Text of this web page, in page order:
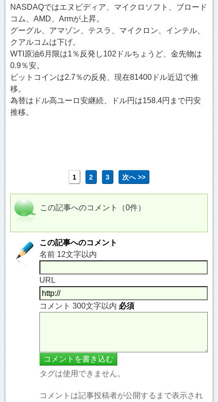
NASDAQではエヌビディア、マイクロソフト、ブロード
コム、AMD、Armが上昇。
グーグル、アマゾン、テスラ、マイクロン、インテル、
クアルコムは下げ。
WTI原油6月限は1％反発し102ドルちょうど、金先物は
0.9％安。
ビットコインは2.7％の反発、現在81400ドル近辺で推
移。
為替はドル高ユーロ安継続、ドル円は158.4円まで円安
推移。
1 2 3 次へ >>
この記事へのコメント（0件）
この記事へのコメント
名前 12文字以内
URL
コメント 300文字以内 必須
タグは使用できません。
コメントは記事投稿者が公開するまで表示され